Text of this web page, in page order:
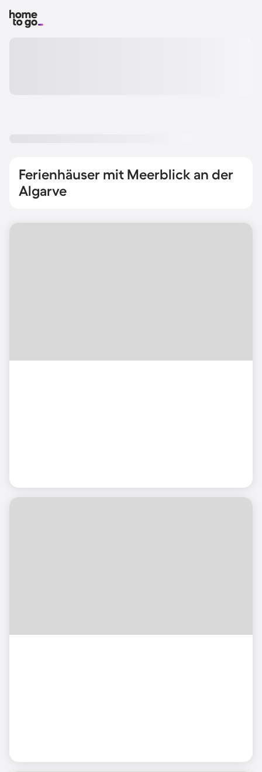
Ferienhäuser mit Meerblick an der
Algarve